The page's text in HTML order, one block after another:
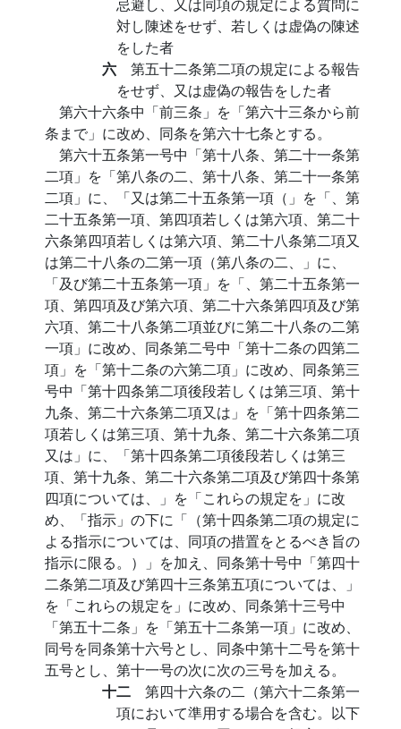
対し陳述をせず、若しくは虚偽の陳述
をした者
六 第五十二条第二項の規定による報告
をせず、又は虚偽の報告をした者
第六十六条中「前三条」を「第六十三条から前
条まで」に改め、同条を第六十七条とする。
第六十五条第一号中「第十八条、第二十一条第
二項」を「第八条の二、第十八条、第二十一条第
二項」に、「又は第二十五条第一項（」を「、第
二十五条第一項、第四項若しくは第六項、第二十
六条第四項若しくは第六項、第二十八条第二項又
は第二十八条の二第一項（第八条の二、」に、
「及び第二十五条第一項」を「、第二十五条第一
項、第四項及び第六項、第二十六条第四項及び第
六項、第二十八条第二項並びに第二十八条の二第
一項」に改め、同条第二号中「第十二条の四第二
項」を「第十二条の六第二項」に改め、同条第三
号中「第十四条第二項後段若しくは第三項、第十
九条、第二十六条第二項又は」を「第十四条第二
項若しくは第三項、第十九条、第二十六条第二項
又は」に、「第十四条第二項後段若しくは第三
項、第十九条、第二十六条第二項及び第四十条第
四項については、」を「これらの規定を」に改
め、「指示」の下に「（第十四条第二項の規定に
よる指示については、同項の措置をとるべき旨の
指示に限る。）」を加え、同条第十号中「第四十
二条第二項及び第四十三条第五項については、」
を「これらの規定を」に改め、同条第十三号中
「第五十二条」を「第五十二条第一項」に改め、
同号を同条第十六号とし、同条中第十二号を第十
五号とし、第十一号の次に次の三号を加える。
十二 第四十六条の二（第六十二条第一
項において準用する場合を含む。以下